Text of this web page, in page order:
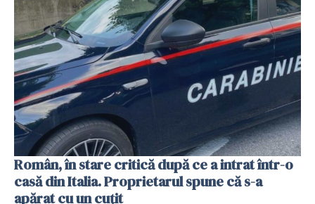
Român, în stare critică după ce a intrat într-o
casă din Italia. Proprietarul spune că s-a
apărat cu un cuțit